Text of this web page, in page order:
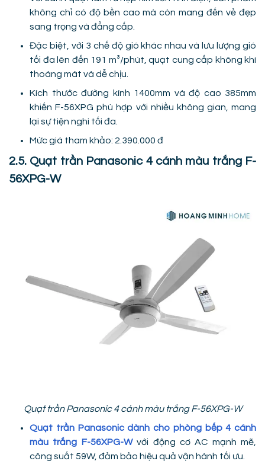
không chỉ có độ bền cao mà còn mang đến vẻ đẹp
sang trọng và đẳng cấp.
Đặc biệt, với 3 chế độ gió khác nhau và lưu lượng gió
tối đa lên đến 191 m³/phút, quạt cung cấp không khí
thoáng mát và dễ chịu.
Kích thước đường kính 1400mm và độ cao 385mm
khiến F-56XPG phù hợp với nhiều không gian, mang
lại sự tiện nghi tối đa.
Mức giá tham khảo: 2.390.000 đ
2.5. Quạt trần Panasonic 4 cánh màu trắng F-
56XPG-W
Quạt trần Panasonic 4 cánh màu trắng F-56XPG-W
Quạt trần Panasonic dành cho phòng bếp 4 cánh
màu trắng F-56XPG-Wvới động cơ AC mạnh mẽ,
công suất 59W, đảm bảo hiệu quả vận hành tối ưu.